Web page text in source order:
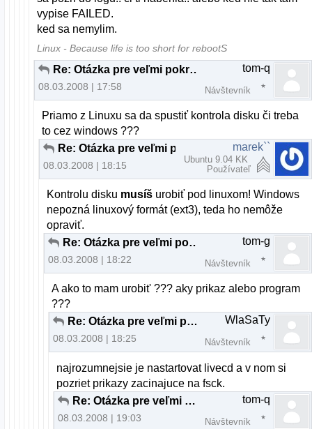
vypise FAILED.
ked sa nemylim.
Linux - Because life is too short for rebootS
Re: Otázka pre veľmi pokročilých až profesionálov
08.03.2008 | 17:58
tom-q
Návštevník
Priamo z Linuxu sa da spustiť kontrola disku či treba
to cez windows ???
08.03.2008 | 18:15
marek``
Ubuntu 9.04 KK
Používateľ
Kontrolu disku musíš urobiť pod linuxom! Windows
nepozná linuxový formát (ext3), teda ho nemôže
opraviť.
Re: Otázka pre veľmi pokročilých až profesionálov
08.03.2008 | 18:22
tom-g
Návštevník
A ako to mam urobit' ??? aky prikaz alebo program
???
Re: Otázka pre veľmi pokročilých až profesionálov
08.03.2008 | 18:25
WlaSaTy
Návštevník
najrozumnejsie je nastartovat livecd a v nom si
pozriet prikazy zacinajuce na fsck.
Re: Otázka pre veľmi pokročilých až profesionálov
08.03.2008 | 19:03
tom-q
Návštevník